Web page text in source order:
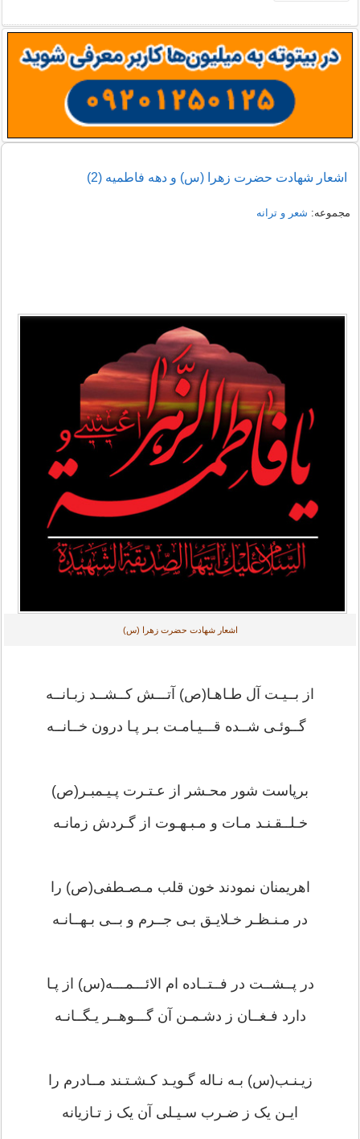
اشعار شهادت حضرت زهرا (س) و دهه فاطمیه (2)
مجموعه: شعر و ترانه
اشعار شهادت حضرت زهرا (س)
از بــیـت آل طـاهـا(ص) آتـــش کــشــد زبـانــه
گــوئـی شــده قـــیـامـت بـر پـا درون خــانــه
برپاست شور محـشر از عـتـرت پـیـمبـر(ص)
خـلــقـنـد مـات و مـبـهـوت از گـردش زمانـه
اهریمنان نمودند خون قلب مـصـطفی(ص) را
در مـنـظـر خـلایـق بـی جــرم و بــی بـهــانـه
در پــشــت در فــتــاده ام الائـــمـــه(س) از پـا
دارد فـغــان ز دشـمـن آن گـــوهــر یـگــانـه
زیـنـب(س) بـه نـاله گـویـد کـشـتـند مــادرم را
ایـن یک ز ضـرب سـیـلی آن یک ز تـازیانه